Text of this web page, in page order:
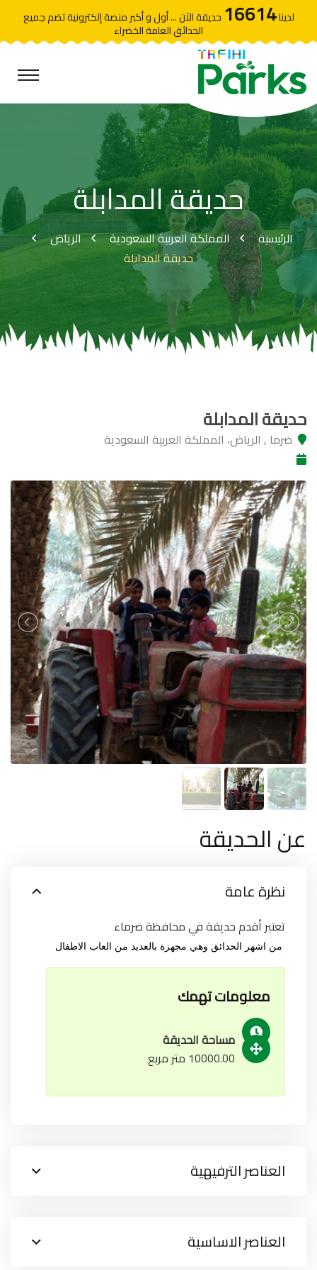
لدينا16614 حديقة الآن ... أول و أكبر منصة إلكترونية تضم جميع
الحدائق العامة الخضراء
حديقة المدابلة
الرئيسية المملكة العربية السعودية
الرياض
حديقة المدابلة
حديقة المدابلة
ضرما , الرياض، المملكة العربية السعودية
عن الحديقة
نظرة عامة
تعتبر أقدم حديقة في محافظة ضرماء
من اشهر الحدائق وهي مجهزة بالعديد من العاب الاطفال
معلومات تهمك
مساحة الحديقة
10000.00 متر مربع
العناصر الترفيهية
العناصر الاساسية